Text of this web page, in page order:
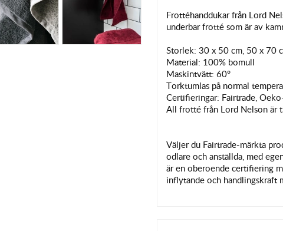
Frottéhanddukar från Lord
underbar frotté som är av
Storlek: 30 x 50 cm, 50 x 70
Material: 100% bomull
Maskintvätt: 60°
Torktumlas på normal
Certifieringar: Fairtrade,
All frotté från Lord Nelson är
Väljer du Fairtrade-märkta
odlare och anställda, med
är en oberoende certifiering
inflytande och handlingskraft